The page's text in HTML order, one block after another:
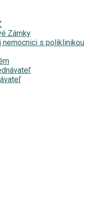
Zámky
nemocnici s poliklinikou